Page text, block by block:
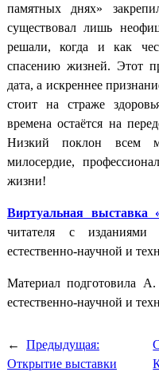
памятных днях»
существовал лишь
решали, когда и как
спасению жизней. Этот
дата, а искреннее
стоит на страже
времена остаётся на
Низкий поклон всем
милосердие,
жизни!
Виртуальная выставка
читателя с изданиями
естественно-научной и
Материал подготовила
естественно-научной и
←
Предыдущая:
Открытие выставки